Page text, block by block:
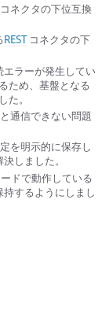
コネクタの下位互換
RESTコネクタの下
ラーが発生してい
ため、基盤となる
。
通信できない問題
を明示的に保存し
しました。
ドで動作している
するようにしまし